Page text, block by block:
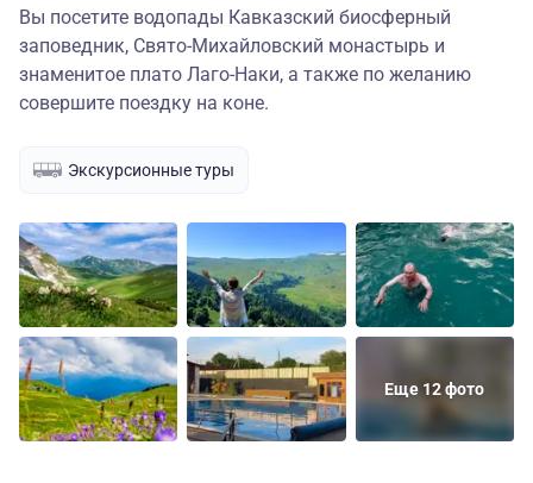
Вы посетите водопады Кавказский биосферный
заповедник, Свято-Михайловский монастырь и
знаменитое плато Лаго-Наки, а также по желанию
совершите поездку на коне.
Экскурсионные туры
Еще 12 фото